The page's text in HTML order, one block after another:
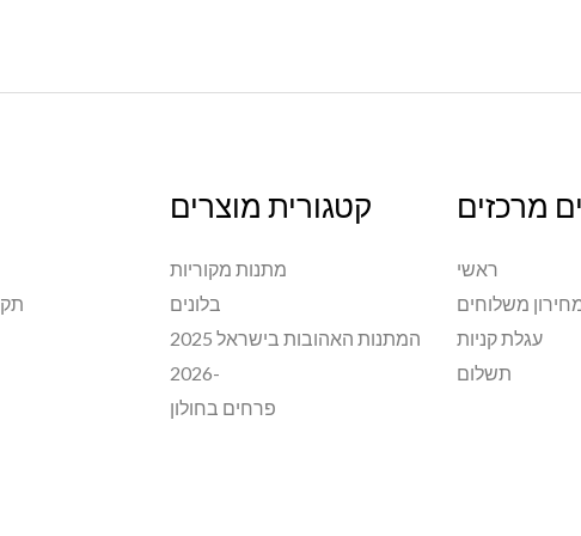
מרכזים
ראשי
משלוחים
עגלת קניות
תשלום
קטגורית מוצרים
מתנות מקוריות
בלונים
המתנות האהובות בישראל 2025
-2026
פרחים בחולון